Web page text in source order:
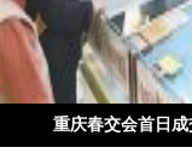
重庆春交会首日成